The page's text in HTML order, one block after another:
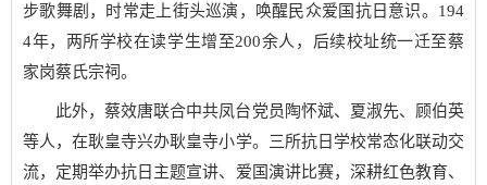
步歌舞剧，时常走上街头巡演，唤醒民众爱国抗日意识。194
4年，两所学校在读学生增至200余人，后续校址统一迁至蔡
家岗蔡氏宗祠。
此外，蔡效唐联合中共凤台党员陶怀斌、夏淑先、顾伯英
等人，在耿皇寺兴办耿皇寺小学。三所抗日学校常态化联动交
流，定期举办抗日主题宣讲、爱国演讲比赛，深耕红色教育、